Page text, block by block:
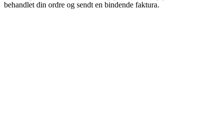
behandlet din ordre og sendt en bindende faktura.